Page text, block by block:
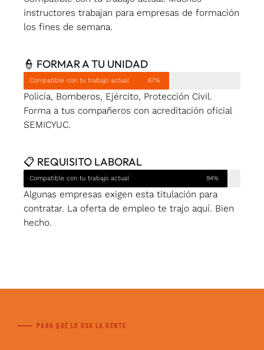
instructores trabajan para empresas de formación
los fines de semana.
👮 FORMAR A TU UNIDAD
Compatible con tu trabajo actual 67%
Policía, Bomberos, Ejército, Protección Civil.
Forma a tus compañeros con acreditación oficial
SEMICYUC.
📋 REQUISITO LABORAL
Compatible con tu trabajo actual 94%
Algunas empresas exigen esta titulación para
contratar. La oferta de empleo te trajo aquí. Bien
hecho.
PARA QUÉ LO USA LA GENTE